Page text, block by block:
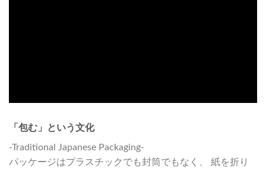
「包む」という文化
-Traditional Japanese Packaging-
パッケージはプラスチックでも封筒でもなく、 紙を折り